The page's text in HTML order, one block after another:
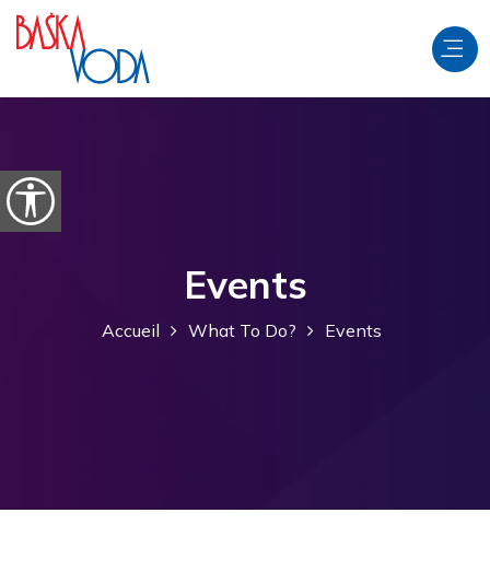
Aller au contenu
Ouvrir les options d'accessibilité
Events
Accueil What To Do? Events